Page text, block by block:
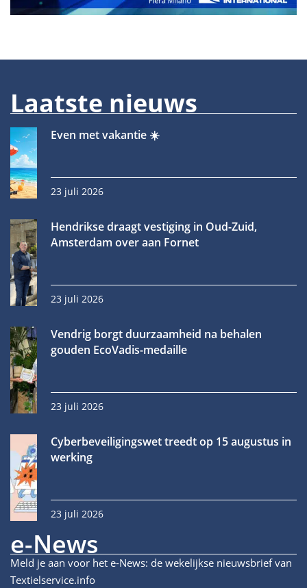
Laatste nieuws
Even met vakantie ☀️
23 juli 2026
Hendrikse draagt vestiging in Oud-Zuid,
Amsterdam over aan Fornet
23 juli 2026
Vendrig borgt duurzaamheid na behalen
gouden EcoVadis-medaille
23 juli 2026
Cyberbeveiligingswet treedt op 15 augustus in
werking
23 juli 2026
e-News
Meld je aan voor het e-News: de wekelijkse nieuwsbrief van
Textielservice.info